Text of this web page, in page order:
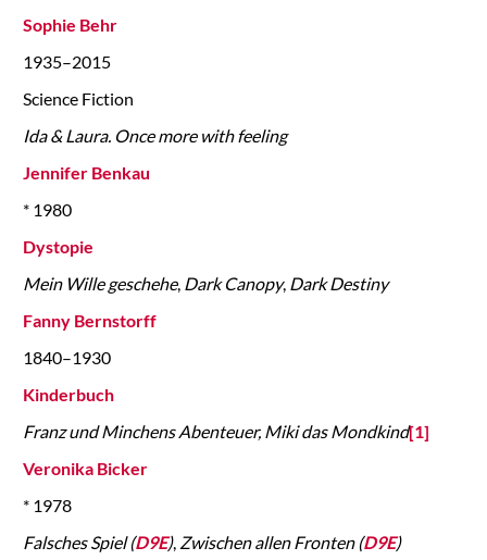
Sophie Behr
1935–2015
Science Fiction
Ida & Laura. Once more with feeling
Jennifer Benkau
* 1980
Dystopie
Mein Wille geschehe, Dark Canopy, Dark Destiny
Fanny Bernstorff
1840–1930
Kinderbuch
Franz und Minchens Abenteuer, Miki das Mondkind[1]
Veronika Bicker
* 1978
Falsches Spiel (D9E), Zwischen allen Fronten (D9E)